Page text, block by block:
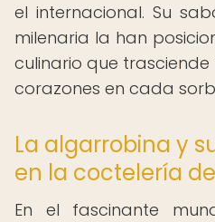
el internacional. Su
milenaria la han
culinario que
corazones en cada
La algarrobina y
en la coctelería
En el fascinante